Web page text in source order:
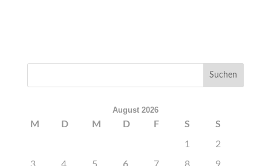
August 2026
M D M D F S S
1 2